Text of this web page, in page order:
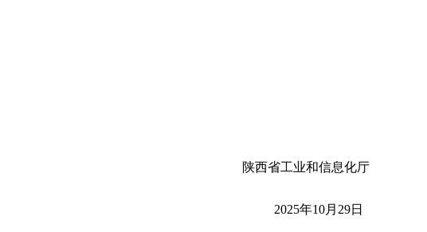
陕西省工业和信息化厅
2025年10月29日